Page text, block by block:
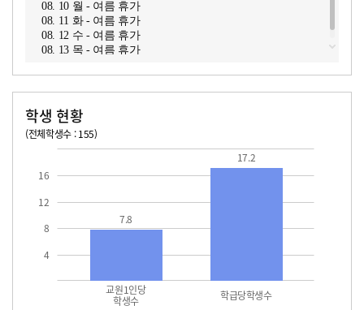
08. 10 월 - 여름 휴가
08. 11 화 - 여름 휴가
08. 12 수 - 여름 휴가
08. 13 목 - 여름 휴가
학생 현황
(전체학생수 : 155)
4
8
12
16
교원1인당
학생수 학급당학생수
7.8
17.2